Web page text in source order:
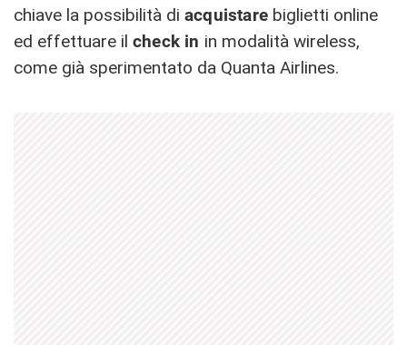
chiave la possibilità di acquistare biglietti online
ed effettuare il check in in modalità wireless,
come già sperimentato da Quanta Airlines.